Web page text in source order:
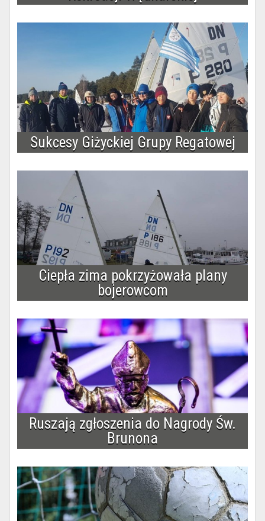
Sukcesy Giżyckiej Grupy Regatowej
Ciepła zima pokrzyżowała plany
bojerowcom
Ruszają zgłoszenia do Nagrody Św.
Brunona